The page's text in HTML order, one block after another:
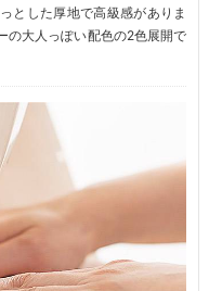
とした厚地で高級感がありま
の大人っぽい配色の2色展開で